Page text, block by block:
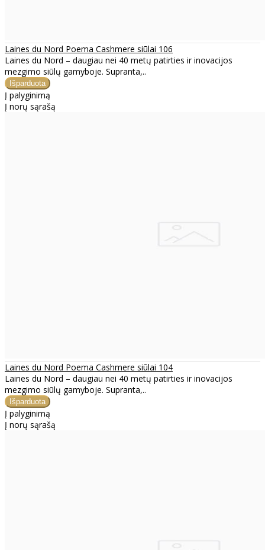
Laines du Nord Poema Cashmere siūlai 106
Laines du Nord – daugiau nei 40 metų patirties ir inovacijos
mezgimo siūlų gamyboje. Supranta,..
Į palyginimą
Į norų sąrašą
Laines du Nord Poema Cashmere siūlai 104
Laines du Nord – daugiau nei 40 metų patirties ir inovacijos
mezgimo siūlų gamyboje. Supranta,..
Į palyginimą
Į norų sąrašą